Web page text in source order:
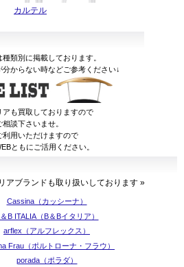
カルテル
類別に掲載しております。
からない時などご参考ください↓
も買取しておりますので
談下さいませ。
利用いただけますので
ともにご活用ください。
アブランドも取り扱いしております »
Cassina（カッシーナ）
B ITALIA（B＆Bイタリア）
arflex（アルフレックス）
Frau（ポルトローナ・フラウ）
porada（ポラダ）